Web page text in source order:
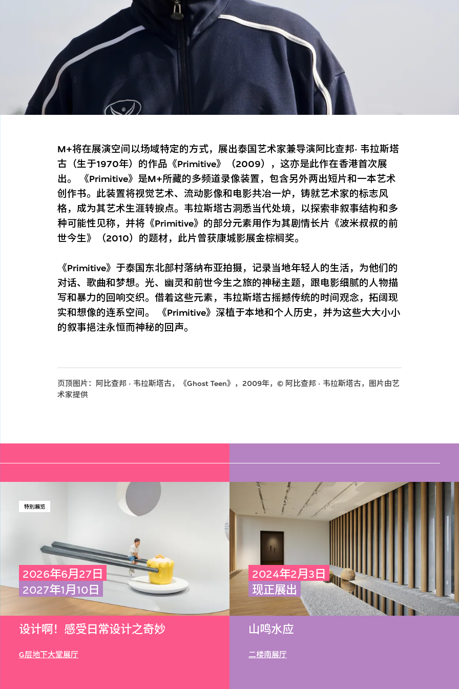
M+将在展演空间以场域特定的方式，展出泰国艺术家兼导演阿比查邦· 韦拉斯塔
古（生于1970年）的作品《Primitive》（2009），这亦是此作在香港首次展
出。 《Primitive》是M+所藏的多频道录像装置，包含另外两出短片和一本艺术
创作书。此装置将视觉艺术、流动影像和电影共冶一炉，铸就艺术家的标志风
格，成为其艺术生涯转捩点。韦拉斯塔古洞悉当代处境，以探索非叙事结构和多
种可能性见称，并将《Primitive》的部分元素用作为其剧情长片《波米叔叔的前
世今生》（2010）的题材，此片曾获康城影展金棕榈奖。
《Primitive》于泰国东北部村落纳布亚拍摄，记录当地年轻人的生活，为他们的
对话、歌曲和梦想。光、幽灵和前世今生之旅的神秘主题，跟电影细腻的人物描
写和暴力的回响交织。借着这些元素，韦拉斯塔古摇撼传统的时间观念，拓阔现
实和想像的连系空间。 《Primitive》深植于本地和个人历史，并为这些大大小小
的叙事挹注永恒而神秘的回声。
页顶图片：阿比查邦 · 韦拉斯塔古，《Ghost Teen》，2009年，© 阿比查邦 · 韦拉斯塔古，图片由艺
术家提供
特别展览
2026年6月27日
2027年1月10日
设计啊！感受日常设计之奇妙
G层地下大堂展厅
2024年2月3日
现正展出
山鸣水应
二楼南展厅